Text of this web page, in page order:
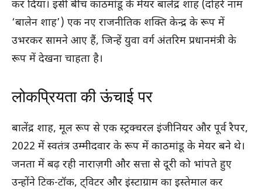
कर दिया। इसी बीच काठमांडू के मेयर बालेंद्र शाह (दोहरे नाम
‘बालेन शाह’) एक नए राजनीतिक शक्ति केन्द्र के रूप में
उभरकर सामने आए हैं, जिन्हें युवा वर्ग अंतरिम प्रधानमंत्री के
रूप में देखना चाहता है।
लोकप्रियता की ऊंचाई पर
बालेंद्र शाह, मूल रूप से एक स्ट्रक्चरल इंजीनियर और पूर्व रैपर,
2022 में स्वतंत्र उम्मीदवार के रूप में काठमांडू के मेयर बने थे।
जनता में बढ़ रही नाराज़गी और सत्ता से दूरी को भांपते हुए
उन्होंने टिक-टॉक, ट्विटर और इंस्टाग्राम का इस्तेमाल कर